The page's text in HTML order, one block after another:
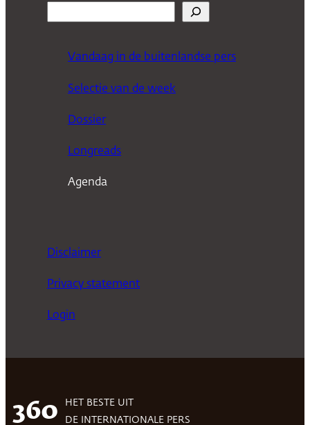
Vandaag in de buitenlandse pers
Selectie van de week
Dossier
Longreads
Agenda
Disclaimer
Privacy statement
Login
360
HET BESTE UIT
DE INTERNATIONALE PERS